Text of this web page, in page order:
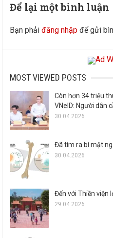
Để lại một bình luận
Bạn phảiđăng nhập để gửi
MOST VIEWED POSTS
Còn hơn 34 triệu
VNeID: Người dân
30.04.2026
Đã tìm ra bí mật
30.04.2026
Đến với Thiền viện
29.04.2026